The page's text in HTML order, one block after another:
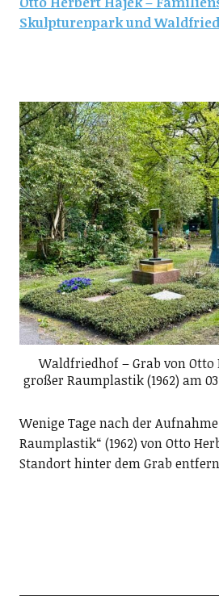
Skulpturenpark und
Waldfriedhof – Grab von
großer Raumplastik (1962) am
Wenige Tage nach der
Raumplastik“ (1962) von Otto
Standort hinter dem Grab